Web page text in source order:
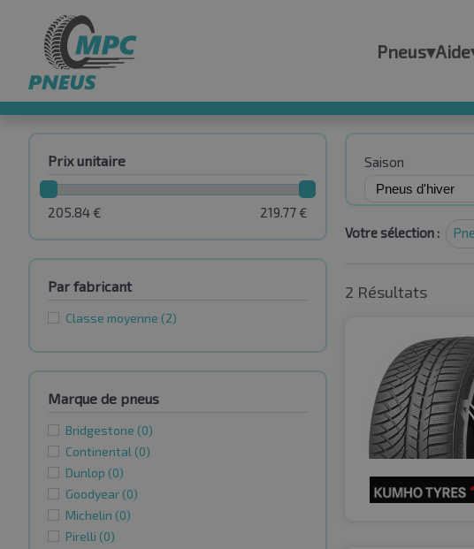
Pneus▾Aide
Prix unitaire
219.77 €
205.84 €
Par fabricant
Classe moyenne (2)
Marque de pneus
Bridgestone (0)
Continental (0)
Dunlop (0)
Goodyear (0)
Michelin (0)
Pirelli (0)
Saison
Votre sélection :
2 Résultats